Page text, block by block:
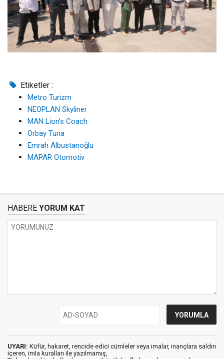
Etiketler :
Metro Turizm
NEOPLAN Skyliner
MAN Lion’s Coach
Orbay Tuna
Emrah Albustanoğlu
MAPAR Otomotiv
HABERE YORUM KAT
UYARI: Küfür, hakaret, rencide edici cümleler veya imalar, inançlara saldırı
içeren, imla kuralları ile yazılmamış,